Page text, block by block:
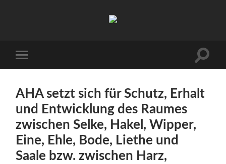
Saale
(AHA)
Menü
AHA setzt sich für Schutz, Erhalt
und Entwicklung des Raumes
zwischen Selke, Hakel, Wipper,
Eine, Ehle, Bode, Liethe und
Saale bzw. zwischen Harz,